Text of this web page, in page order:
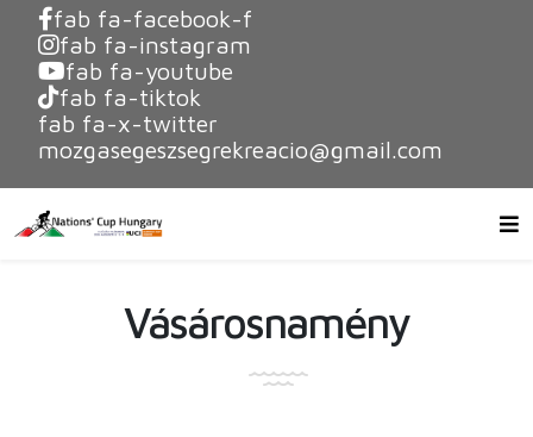
fab fa-facebook-f
fab fa-instagram
fab fa-youtube
fab fa-tiktok
fab fa-x-twitter
mozgasegeszsegrekreacio@gmail.com
Vásárosnamény